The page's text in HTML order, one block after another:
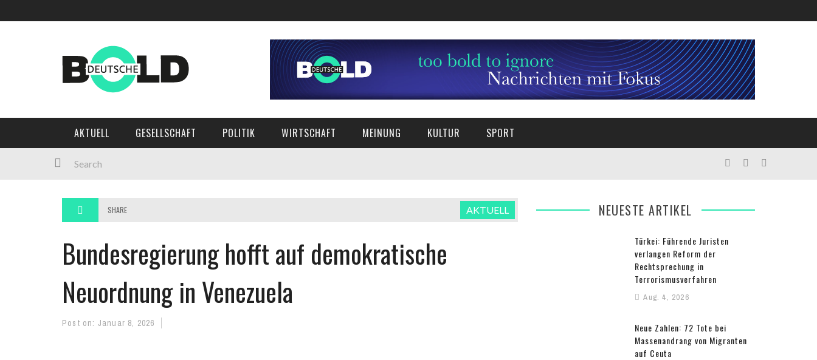
AKTUELL GESELLSCHAFT POLITIK WIRTSCHAFT MEINUNG KULTUR SPORT
SHARE AKTUELL
Bundesregierung hofft auf demokratische
Neuordnung in Venezuela
Post on: Januar 8, 2026
NEUESTE ARTIKEL
Türkei: Führende Juristen
verlangen Reform der
Rechtsprechung in
Terrorismusverfahren
Aug. 4, 2026
Neue Zahlen: 72 Tote bei
Massenandrang von Migranten
auf Ceuta